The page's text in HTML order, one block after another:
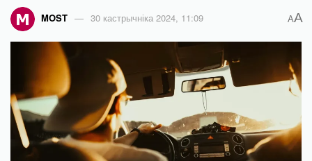
MOST 30 кастрычніка 2024, 11:09 AA